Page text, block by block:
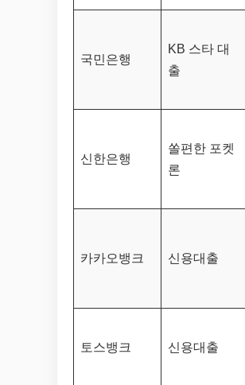
국민은행
KB 스타 대
출
신한은행
쏠편한 포켓
론
카카오뱅크 신용대출
토스뱅크 신용대출